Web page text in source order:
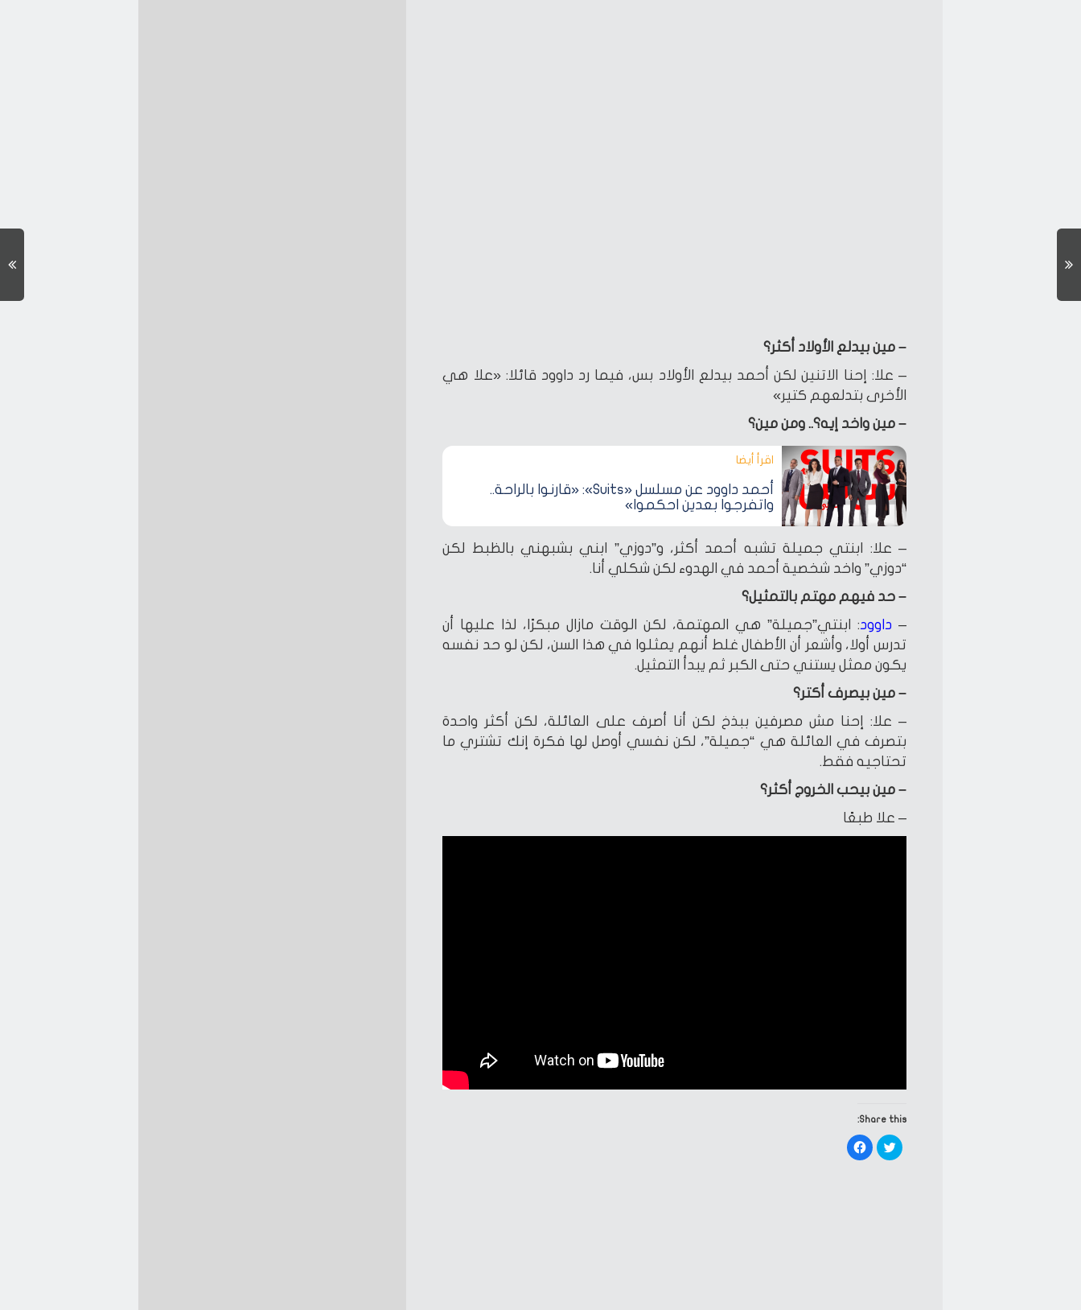
– مين بيدلع الأولاد أكثر؟
– علا: إحنا الاتنين لكن أحمد بيدلع الأولاد بس، فيما رد داوود قائلا: «علا هي
الأخرى بتدلعهم كتير»
– مين واخد إيه؟.. ومن مين؟
اقرأ أيضا‎
أحمد داوود عن مسلسل «Suits»: «قارنوا بالراحة..
واتفرجوا بعدين احكموا»
– علا: ابنتي جميلة تشبه أحمد أكثر، و”دوزي” ابني بشبهني بالظبط لكن
“دوزي” واخد شخصية أحمد في الهدوء لكن شكلي أنا.
– حد فيهم مهتم بالتمثيل؟
– داوود: ابنتي”جميلة” هي المهتمة، لكن الوقت مازال مبكرًا، لذا عليها أن
تدرس أولا، وأشعر أن الأطفال غلط أنهم يمثلوا في هذا السن، لكن لو حد نفسه
يكون ممثل يستني حتى الكبر ثم يبدأ التمثيل.
– مين بيصرف أكتر؟
– علا: إحنا مش مصرفين ببذخ لكن أنا أصرف على العائلة، لكن أكثر واحدة
بتصرف في العائلة هي “جميلة”، لكن نفسي أوصل لها فكرة إنك تشتري ما
تحتاجيه فقط.
– مين بيحب الخروج أكثر؟
– علا طبعًا
Share this:
Click
to
share
Click
to